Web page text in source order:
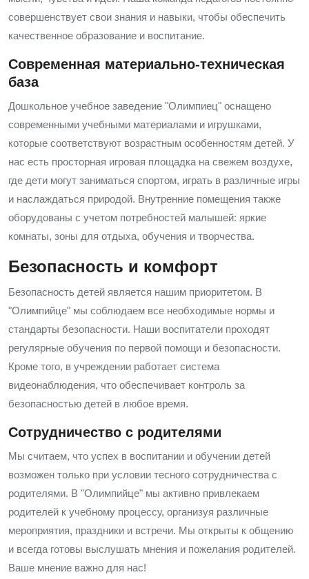
совершенствует свои знания и навыки, чтобы обеспечить
качественное образование и воспитание.
Современная материально-техническая
база
Дошкольное учебное заведение "Олимпиец" оснащено
современными учебными материалами и игрушками,
которые соответствуют возрастным особенностям детей. У
нас есть просторная игровая площадка на свежем воздухе,
где дети могут заниматься спортом, играть в различные игры
и наслаждаться природой. Внутренние помещения также
оборудованы с учетом потребностей малышей: яркие
комнаты, зоны для отдыха, обучения и творчества.
Безопасность и комфорт
Безопасность детей является нашим приоритетом. В
"Олимпийце" мы соблюдаем все необходимые нормы и
стандарты безопасности. Наши воспитатели проходят
регулярные обучения по первой помощи и безопасности.
Кроме того, в учреждении работает система
видеонаблюдения, что обеспечивает контроль за
безопасностью детей в любое время.
Сотрудничество с родителями
Мы считаем, что успех в воспитании и обучении детей
возможен только при условии тесного сотрудничества с
родителями. В "Олимпийце" мы активно привлекаем
родителей к учебному процессу, организуя различные
мероприятия, праздники и встречи. Мы открыты к общению
и всегда готовы выслушать мнения и пожелания родителей.
Ваше мнение важно для нас!